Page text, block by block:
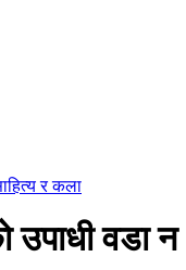
र कला
वडा न